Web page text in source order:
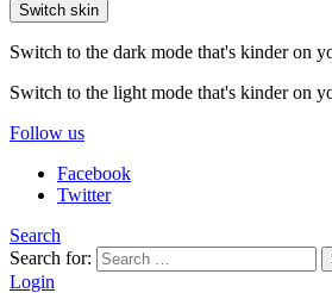
Switch skin
Switch to the dark mode that's kinder on
Switch to the light mode that's kinder on
Follow us
Facebook
Twitter
Search
Search for:
Login